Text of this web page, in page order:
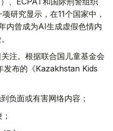
研究显示，在11个国家中，
内曾成为AI生成虚假色情内
注。根据联合国儿童基金会
发布的《Kazakhstan Kids
负面或有害网络内容；